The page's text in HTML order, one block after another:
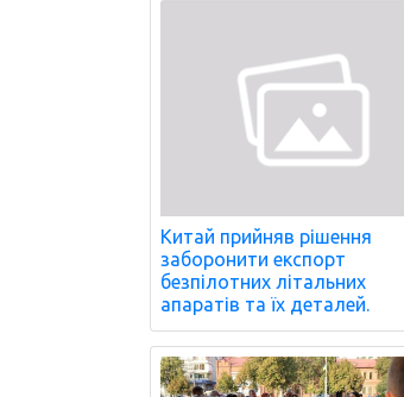
Китай прийняв рішення
заборонити експорт
безпілотних літальних
апаратів та їх деталей.